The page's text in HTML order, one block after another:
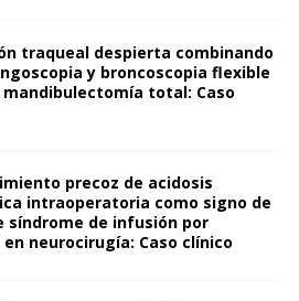
traqueal despierta combinando
y broncoscopia flexible
mandibulectomía total: Caso
precoz de acidosis
intraoperatoria como signo de
síndrome de infusión por
neurocirugía: Caso clínico